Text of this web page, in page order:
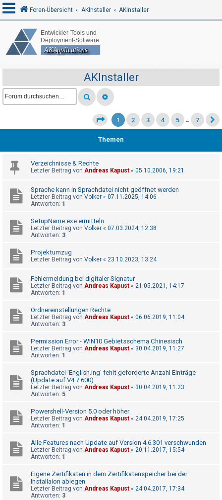
A
e
l
R
g
i
s
i
e
r
e
b
n
w
o
r
t
e
Foren-Übersicht AKInstaller AKInstaller
AKInstaller
1 2 3 4 5 … 7
Themen
Verzeichnisse & Rechte
Letzter Beitrag von Andreas Kapust « 05.10.2006, 19:21
Sprache kann in Sprachdatei nicht geöffnet werden
Letzter Beitrag von Volker « 07.11.2025, 14:06
Antworten: 1
SetupName.exe ermitteln
Letzter Beitrag von Volker « 07.03.2024, 12:38
Antworten: 3
Projektumzug
Letzter Beitrag von Volker « 23.10.2023, 13:24
Fehlermeldung bei digitaler Signatur
Letzter Beitrag von Andreas Kapust « 21.05.2021, 14:17
Antworten: 1
Ordnereinstellungen Rechte
Letzter Beitrag von Andreas Kapust « 06.06.2019, 11:04
Antworten: 3
Permission Error - WIN10 Gebietsschema Chinesisch
Letzter Beitrag von Andreas Kapust « 30.04.2019, 11:27
Antworten: 1
Sprachdatei 'English.ing' fehlt geforderte Anzahl Einträge
(Update auf V4.7.600)
Letzter Beitrag von Andreas Kapust « 30.04.2019, 11:23
Antworten: 5
Powershell-Version 5.0 oder höher
Letzter Beitrag von Andreas Kapust « 24.04.2019, 17:25
Antworten: 1
Alle Features nach Update auf Version 4.6.301 verschwunden
Letzter Beitrag von Andreas Kapust « 20.11.2017, 15:54
Antworten: 1
Eigene Zertifikaten in dem Zertifikatenspeicher bei der
Installaion ablegen
Letzter Beitrag von Andreas Kapust « 24.04.2017, 17:34
Antworten: 3